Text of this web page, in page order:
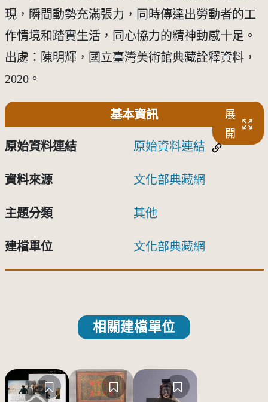
現，瞬間動勢充滿張力，同時傳達出勞動者的工
作情境和踏實生活，同心協力的精神動感十足。
出處：陳明輝，國立臺灣美術館典藏詮釋資料，
2020。
基本資訊
展
開
原始資料連結 原始資料連結
資料來源 文化部典藏網
主題分類 其他
建檔單位 文化部典藏網
相關建檔單位